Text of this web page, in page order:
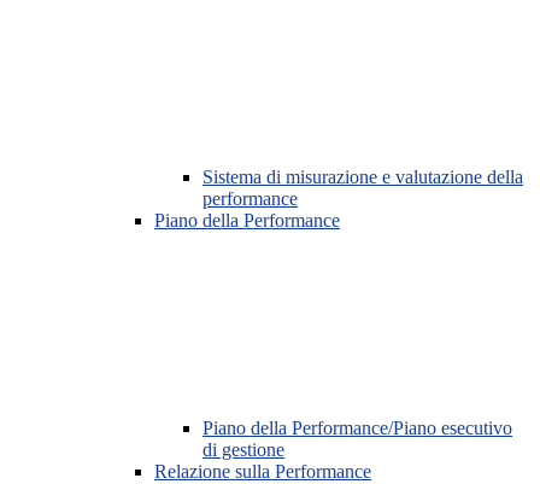
Sistema di misurazione e valutazione della
performance
Piano della Performance
Piano della Performance/Piano esecutivo
di gestione
Relazione sulla Performance